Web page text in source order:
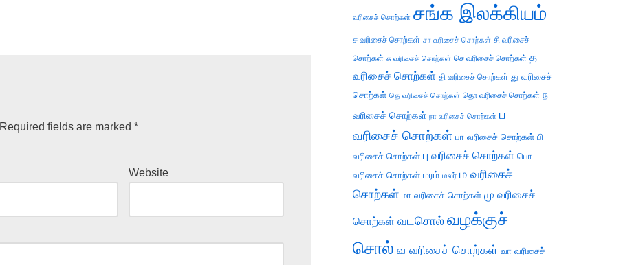
Required fields are marked *
Website
வரிசைச் சொற்கள் சங்க இலக்கியம்
ச வரிசைச் சொற்கள் சா வரிசைச் சொற்கள் சி வரிசைச்
சொற்கள் சு வரிசைச் சொற்கள் செ வரிசைச் சொற்கள் த
வரிசைச் சொற்கள் தி வரிசைச் சொற்கள் து வரிசைச்
சொற்கள் தெ வரிசைச் சொற்கள் தொ வரிசைச் சொற்கள் ந
வரிசைச் சொற்கள் நா வரிசைச் சொற்கள் ப
வரிசைச் சொற்கள் பா வரிசைச் சொற்கள் பி
வரிசைச் சொற்கள் பு வரிசைச் சொற்கள் பொ
வரிசைச் சொற்கள் மரம் மலர் ம வரிசைச்
சொற்கள் மா வரிசைச் சொற்கள் மு வரிசைச்
சொற்கள் வடசொல் வழக்குச்
சொல் வ வரிசைச் சொற்கள் வா வரிசைச்